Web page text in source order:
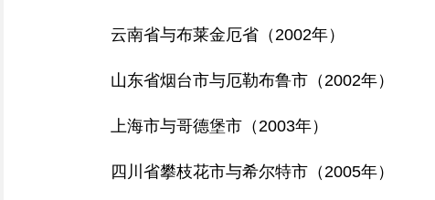
云南省与布莱金厄省（2002年）
山东省烟台市与厄勒布鲁市（2002年）
上海市与哥德堡市（2003年）
四川省攀枝花市与希尔特市（2005年）